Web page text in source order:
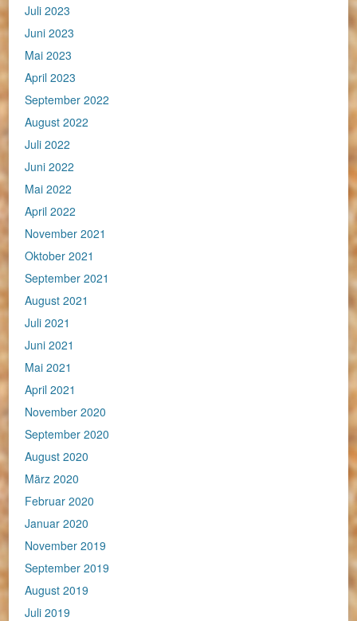
Juli 2023
Juni 2023
Mai 2023
April 2023
September 2022
August 2022
Juli 2022
Juni 2022
Mai 2022
April 2022
November 2021
Oktober 2021
September 2021
August 2021
Juli 2021
Juni 2021
Mai 2021
April 2021
November 2020
September 2020
August 2020
März 2020
Februar 2020
Januar 2020
November 2019
September 2019
August 2019
Juli 2019